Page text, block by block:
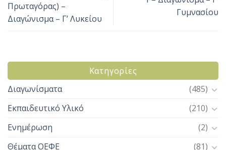
Πρωταγόρας) –
Διαγώνισμα – Γ’ Λυκείου
Γυμνασίου
Kατηγορίες
Διαγωνίσματα
(485)
Εκπαιδευτικό Υλικό
(210)
Ενημέρωση
(2)
Θέματα ΟΕΦΕ
(81)